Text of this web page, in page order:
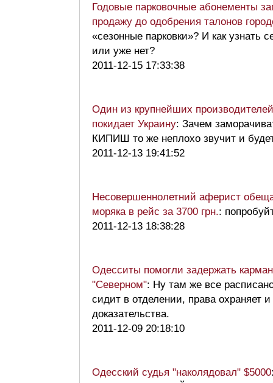
Годовые парковочные абонементы
продажу до одобрения талонов
«сезонные парковки»? И как узнать
или уже нет?
2011-12-15 17:33:38
Один из крупнейших
покидает Украину: Зачем
КИПИШ то же неплохо звучит и
2011-12-13 19:41:52
Несовершеннолетний аферист
моряка в рейс за 3700 грн.:
2011-12-13 18:38:28
Одесситы помогли задержать
"Северном": Ну там же все
сидит в отделении, права охраняет
доказательства.
2011-12-09 20:18:10
Одесский судья "наколядовал" $5000